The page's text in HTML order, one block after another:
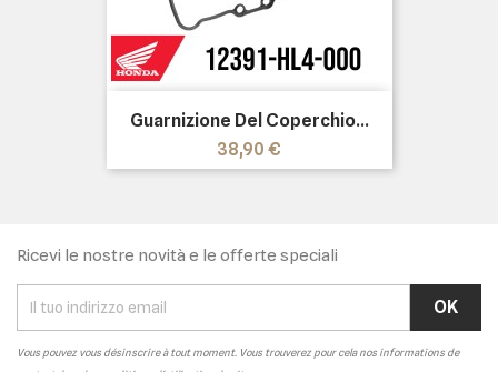
Guarnizione Del Coperchio...
Prezzo
38,90 €
Ricevi le nostre novità e le offerte speciali
Vous pouvez vous désinscrire à tout moment. Vous trouverez pour cela nos informations de